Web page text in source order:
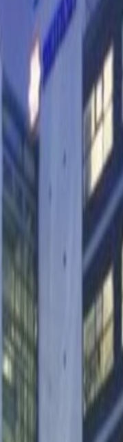
office space in
metropolitan area
nearby. Travel
Tópark bus stop
beyond using the
away.
call home or just
put your head
shared
in comfortable
to help should
After work,
– Budapest is just a
retail spots and